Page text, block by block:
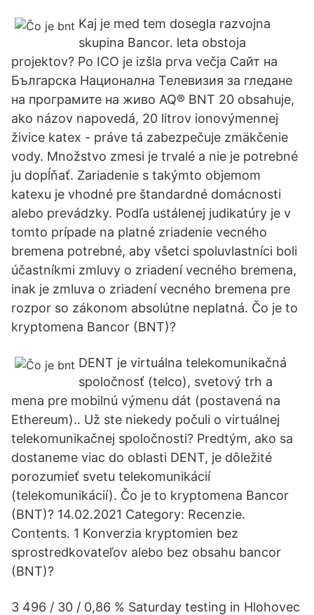
Kaj je med tem dosegla razvojna
skupina Bancor. leta obstoja
projektov? Po ICO je izšla prva večja Сайт на
Българска Национална Телевизия за гледане
на програмите на живо AQ® BNT 20 obsahuje,
ako názov napovedá, 20 litrov ionovýmennej
živice katex - práve tá zabezpečuje zmäkčenie
vody. Množstvo zmesi je trvalé a nie je potrebné
ju dopĺňať. Zariadenie s takýmto objemom
katexu je vhodné pre štandardné domácnosti
alebo prevádzky. Podľa ustálenej judikatúry je v
tomto prípade na platné zriadenie vecného
bremena potrebné, aby všetci spoluvlastníci boli
účastníkmi zmluvy o zriadení vecného bremena,
inak je zmluva o zriadení vecného bremena pre
rozpor so zákonom absolútne neplatná. Čo je to
kryptomena Bancor (BNT)?
DENT je virtuálna telekomunikačná
spoločnosť (telco), svetový trh a
mena pre mobilnú výmenu dát (postavená na
Ethereum).. Už ste niekedy počuli o virtuálnej
telekomunikačnej spoločnosti? Predtým, ako sa
dostaneme viac do oblasti DENT, je dôležité
porozumieť svetu telekomunikácií
(telekomunikácií). Čo je to kryptomena Bancor
(BNT)? 14.02.2021 Category: Recenzie.
Contents. 1 Konverzia kryptomien bez
sprostredkovateľov alebo bez obsahu bancor
(BNT)?
3 496 / 30 / 0,86 % Saturday testing in Hlohovec